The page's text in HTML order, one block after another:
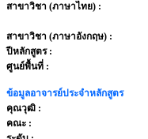
สาขาวิชา (ภาษาไทย) :
สาขาวิชา (ภาษาอังกฤษ) :
ปีหลักสูตร :
ศูนย์พื้นที่ :
ข้อมูลอาจารย์ประจำหลักสูตร
คุณวุฒิ :
คณะ :